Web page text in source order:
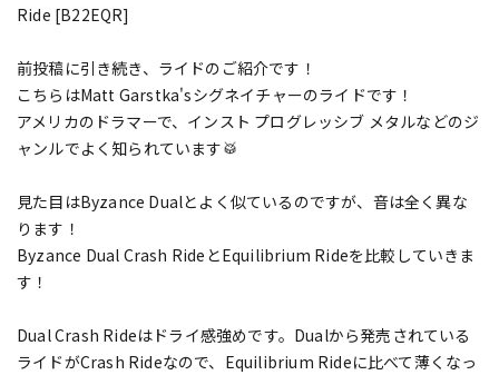
Ride [B22EQR]
前投稿に引き続き、ライドのご紹介です！
こちらはMatt Garstka'sシグネイチャーのライドです！
アメリカのドラマーで、インスト プログレッシブ メタルなどのジ
ャンルでよく知られています🥁
見た目はByzance Dualとよく似ているのですが、音は全く異な
ります！
Byzance Dual Crash RideとEquilibrium Rideを比較していきま
す！
Dual Crash Rideはドライ感強めです。Dualから発売されている
ライドがCrash Rideなので、Equilibrium Rideに比べて薄くなっ